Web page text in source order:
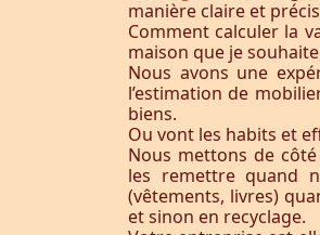
manière claire et
Comment calculer la
maison que je
Nous avons une
l’estimation de
biens.
Ou vont les habits et
Nous mettons de
les remettre quand
(vêtements, livres)
et sinon en recyclage.